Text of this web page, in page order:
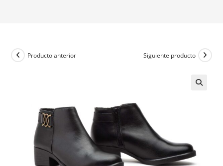
Producto anterior Siguiente producto